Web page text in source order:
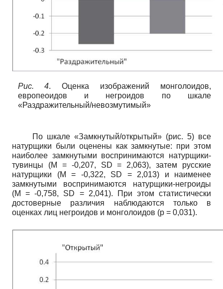
Рис. 4. Оценка изображений монголоидов,
европеоидов и негроидов по шкале
«Раздражительный/невозмутимый»
По шкале «Замкнутый/открытый» (рис. 5) все
натурщики были оценены как замкнутые: при этом
наиболее замкнутыми воспринимаются натурщики-
тувинцы (М = -0,207, SD= 2,063), затем русские
натурщики (M = -0,322, SD = 2,013) и наименее
замкнутыми воспринимаются натурщики-негроиды
(М = -0,758, SD = 2,041). При этом статистически
достоверные различия наблюдаются только в
оценках лиц негроидов и монголоидов (p = 0,031).